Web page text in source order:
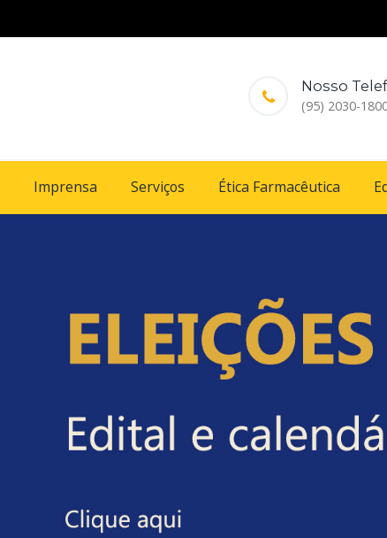
Nosso
(95) 2030-
Imprensa Serviços Ética Farmacêutica